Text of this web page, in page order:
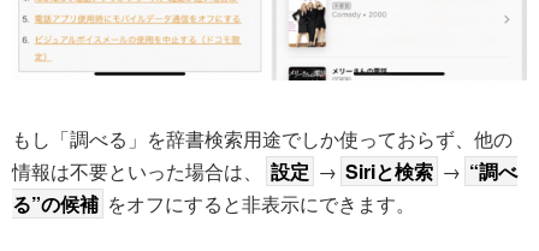
もし「調べる」を辞書検索用途でしか使っておらず、他の
情報は不要といった場合は、
設定 → Siriと検索 → “調べ
る”の候補 をオフにすると非表示にできます。